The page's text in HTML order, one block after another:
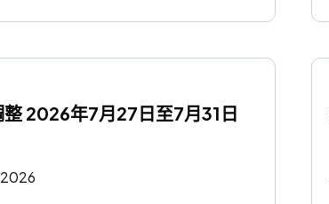
整 2026年7月27日至7月31日
2026